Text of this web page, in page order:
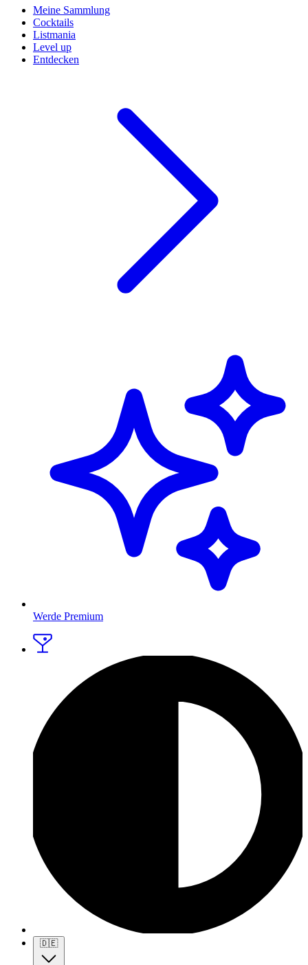
Meine Sammlung
Cocktails
Listmania
Level up
Entdecken
Werde Premium
🇩🇪